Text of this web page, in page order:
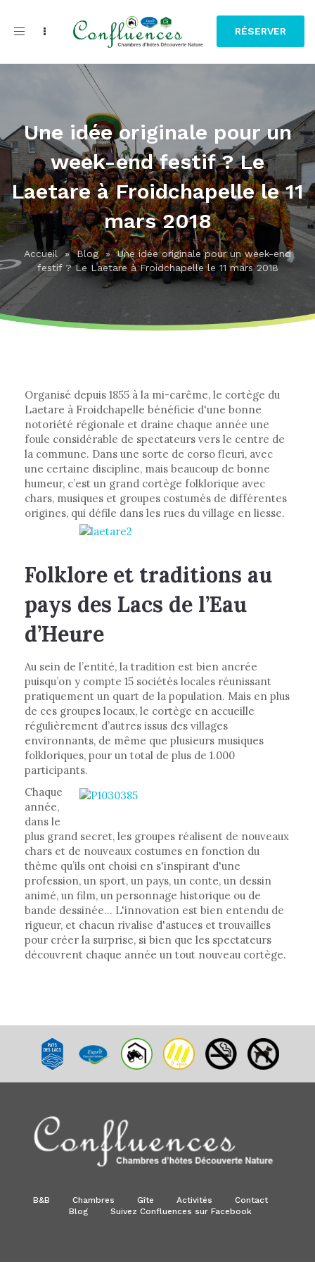
Toggle
RÉSERVER
Une idée originale pour un
week-end festif ? Le
Laetare à Froidchapelle le 11
mars 2018
Accueil »Blog»Une idée originale pour un week-end
festif ? Le Laetare à Froidchapelle le 11 mars 2018
Organisé depuis 1855 à la mi-carême, le cortège du
Laetare à Froidchapelle bénéficie d'une bonne
notoriété régionale et draine chaque année une
foule considérable de spectateurs vers le centre de
la commune. Dans une sorte de corso fleuri, avec
une certaine discipline, mais beaucoup de bonne
humeur, c’est un grand cortège folklorique avec
chars, musiques et groupes costumés de différentes
origines, qui défile dans les rues du village en liesse.
Folklore et traditions au
pays des Lacs de l’Eau
d’Heure
Au sein de l’entité, la tradition est bien ancrée
puisqu’on y compte 15 sociétés locales réunissant
pratiquement un quart de la population. Mais en plus
de ces groupes locaux, le cortège en accueille
régulièrement d’autres issus des villages
environnants, de même que plusieurs musiques
folkloriques, pour un total de plus de 1.000
participants.
Chaque
année,
dans le
plus grand secret, les groupes réalisent de nouveaux
chars et de nouveaux costumes en fonction du
thème qu’ils ont choisi en s'inspirant d'une
profession, un sport, un pays, un conte, un dessin
animé, un film, un personnage historique ou de
bande dessinée... L'innovation est bien entendu de
rigueur, et chacun rivalise d'astuces et trouvailles
pour créer la surprise, si bien que les spectateurs
découvrent chaque année un tout nouveau cortège.
B&B Chambres Gîte Activités
Contact
Blog
Suivez Confluences sur Facebook